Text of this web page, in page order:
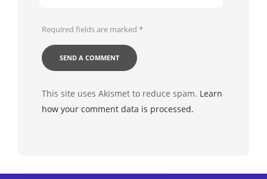
Required fields are marked *
This site uses Akismet to reduce spam. Learn
how your comment data is processed.